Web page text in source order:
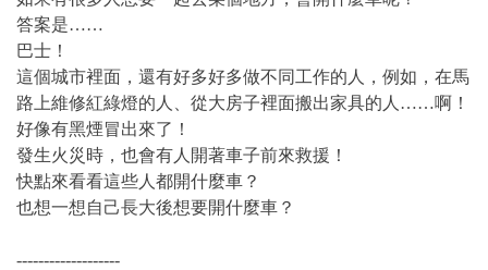
答案是……
巴士！
這個城市裡面，還有好多好多做不同工作的人，例如，在馬
路上維修紅綠燈的人、從大房子裡面搬出家具的人……啊！
好像有黑煙冒出來了！
發生火災時，也會有人開著車子前來救援！
快點來看看這些人都開什麼車？
也想一想自己長大後想要開什麼車？
-------------------